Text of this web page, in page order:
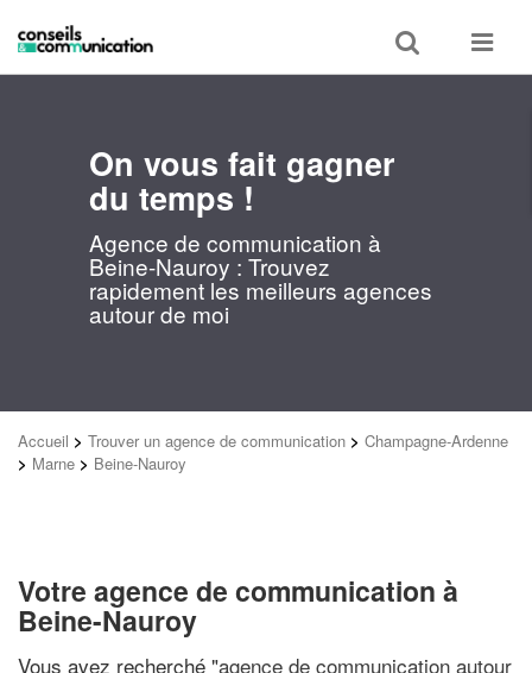
Toggle
search
Toggle
On vous fait gagner
du temps !
Agence de communication à
Beine-Nauroy : Trouvez
rapidement les meilleurs agences
autour de moi
Accueil > Trouver un agence de communication > Champagne-Ardenne
> Marne > Beine-Nauroy
Votre agence de communication à
Beine-Nauroy
Vous avez recherché "agence de communication autour